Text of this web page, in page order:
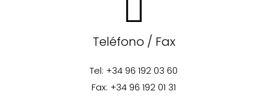
Teléfono / Fax
Tel: +34 96 192 03 60
Fax: +34 96 192 01 31